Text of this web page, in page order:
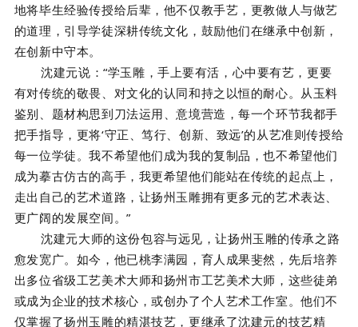
地将毕生经验传授给后辈，他不仅教手艺，更教做人与做艺
的道理，引导学徒深耕传统文化，鼓励他们在继承中创新，
在创新中守本。
沈建元说：“学玉雕，手上要有活，心中要有艺，更要
有对传统的敬畏、对文化的认同和持之以恒的耐心。从玉料
鉴别、题材构思到刀法运用、意境营造，每一个环节我都手
把手指导，更将‘守正、笃行、创新、致远’的从艺准则传授给
每一位学徒。我不希望他们成为我的复制品，也不希望他们
成为摹古仿古的高手，我更希望他们能站在传统的起点上，
走出自己的艺术道路，让扬州玉雕拥有更多元的艺术表达、
更广阔的发展空间。”
沈建元大师的这份包容与远见，让扬州玉雕的传承之路
愈发宽广。如今，他已桃李满园，育人成果斐然，先后培养
出多位省级工艺美术大师和扬州市工艺美术大师，这些徒弟
或成为企业的技术核心，或创办了个人艺术工作室。他们不
仅掌握了扬州玉雕的精湛技艺，更继承了沈建元的技艺精